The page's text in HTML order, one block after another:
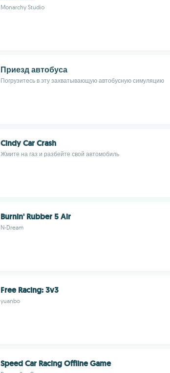
Monarchy Studio
Приезд автобуса
Погрузитесь в эту захватывающую автобусную симуляцию
Cindy Car Crash
Жмите на газ и разбейте свой автомобиль
Burnin' Rubber 5 Air
N-Dream
Free Racing: 3v3
yuanbo
Speed Car Racing Offline Game